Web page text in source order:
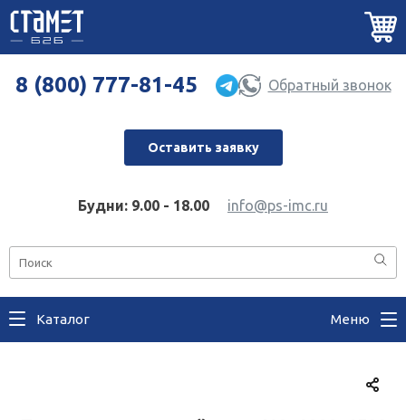
8 (800) 777-81-45 Обратный звонок
Оставить заявку
Будни: 9.00 - 18.00 info@ps-imc.ru
Каталог Меню